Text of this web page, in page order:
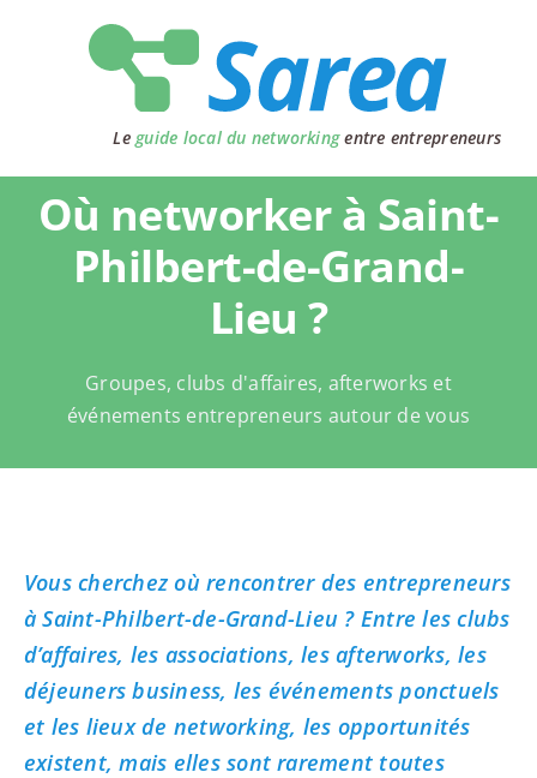
Le guide local du networkingentre entrepreneurs
Où networker à Saint-
Philbert-de-Grand-
Lieu ?
Groupes, clubs d'affaires, afterworks et
événements entrepreneurs autour de vous
Vous cherchez où rencontrer des entrepreneurs
à Saint-Philbert-de-Grand-Lieu ? Entre les clubs
d’affaires, les associations, les afterworks, les
déjeuners business, les événements ponctuels
et les lieux de networking, les opportunités
existent, mais elles sont rarement toutes